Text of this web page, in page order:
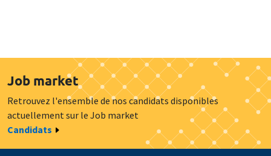
Job market
Retrouvez l'ensemble de nos candidats disponibles
actuellement sur le Job market
Candidats